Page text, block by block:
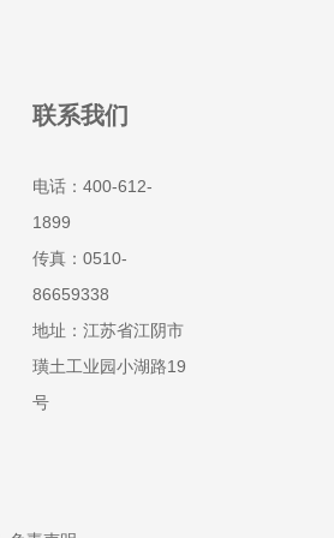
联系我们
电话：400-612-
1899
传真：0510-
86659338
地址：江苏省江阴市
璜土工业园小湖路19
号